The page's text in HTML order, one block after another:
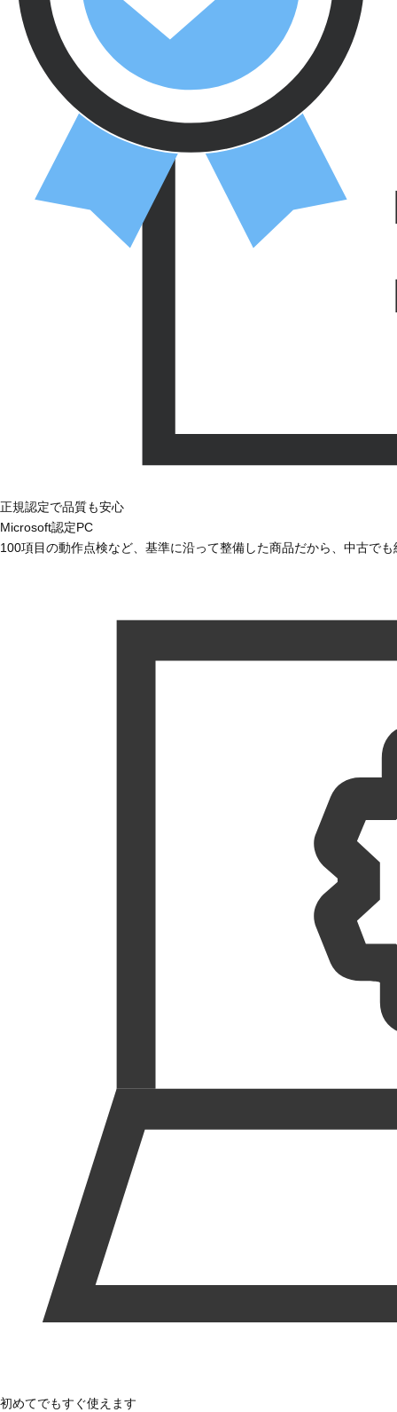
正規認定で品質も安心
Microsoft認定PC
100項目の動作点検など、基準に沿って整備した商品だから、中古で
初めてでもすぐ使えます